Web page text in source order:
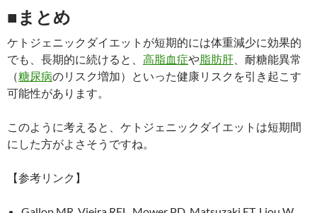
■まとめ
ケトジェニックダイエットが短期的には体重減少に効果的
でも、長期的に続けると、 高脂血症や脂肪肝 、耐糖能異常
（糖尿病のリスク増加）といった健康リスクを引き起こす
可能性があります。
このように考えると、ケトジェニックダイエットは短期間
にした方がよさそうですね。
【参考リンク】